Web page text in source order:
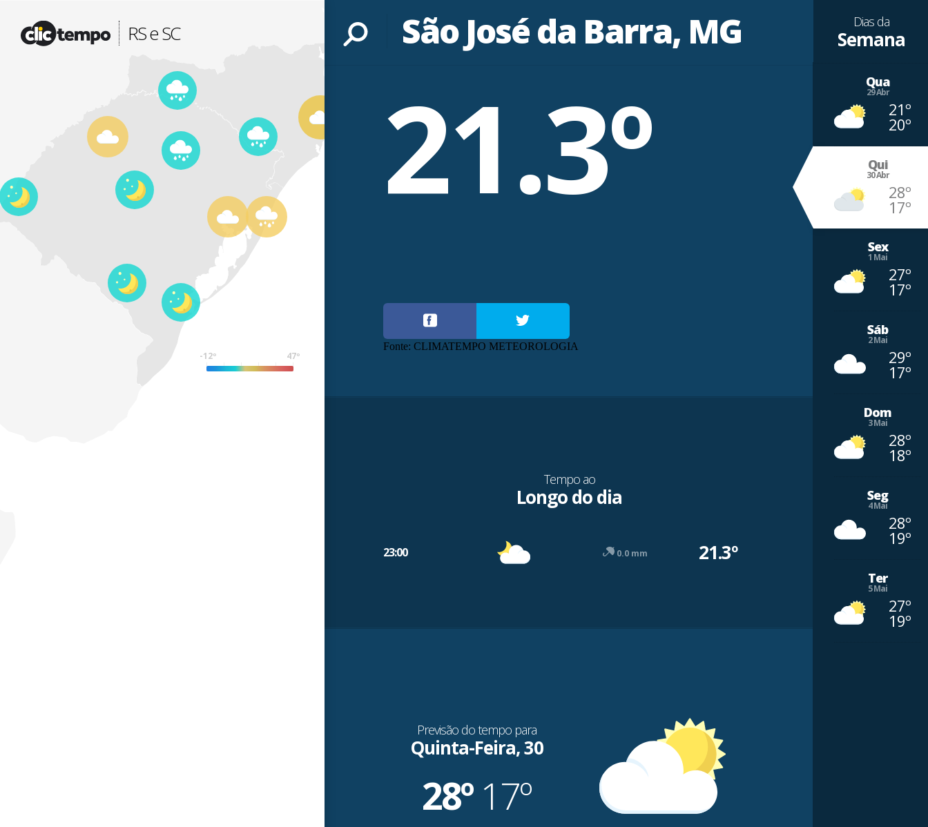
São José da Barra, MG
RS e SC
-12º 47º
21.3º
Fonte: CLIMATEMPO METEOROLOGIA
Tempo ao
Longo do dia
23:00 0.0 mm 21.3º
Previsão do tempo para
Quinta-Feira, 30
28º17º
Dias da
Semana
Qua
29 Abr
21º
20º
Qui
30 Abr
28º
17º
Sex
1 Mai
27º
17º
Sáb
2 Mai
29º
17º
Dom
3 Mai
28º
18º
Seg
4 Mai
28º
19º
Ter
5 Mai
27º
19º